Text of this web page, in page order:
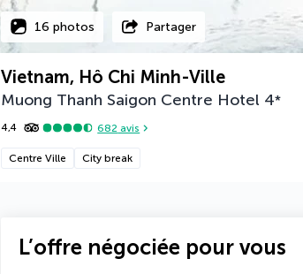
16 photos Partager
Vietnam, Hô Chi Minh-Ville
Muong Thanh Saigon Centre Hotel 4*
4,4 682 avis
Centre Ville City break
L’offre négociée pour vous